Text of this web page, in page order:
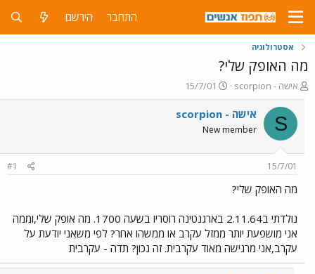
התחבר הירשם
אסטרולוגיה
מה האופק שלי?
פ
ו
ת
ח
ה
ש
א
scorpion - אישה
פ
ו
ר
ם
15/7/01
S scorpion - אישה
New member
15/7/01
#1
מה האופק שלי?
נולדתי ב2.11.64 בארגנטינה רוסריו בשעה 1700. מה אופק שלי,וממה
אני מושפעת יותר ממזל עקרב או ממשהו אחר? לפי משאני יודעת על
עקרב,אני מרגישה מאוד עקרבית. זה נכון? תדה - עקרבית